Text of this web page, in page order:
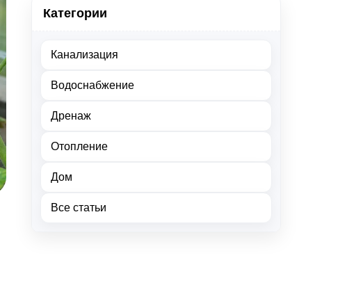
Категории
Канализация
Водоснабжение
Дренаж
Отопление
Дом
Все статьи